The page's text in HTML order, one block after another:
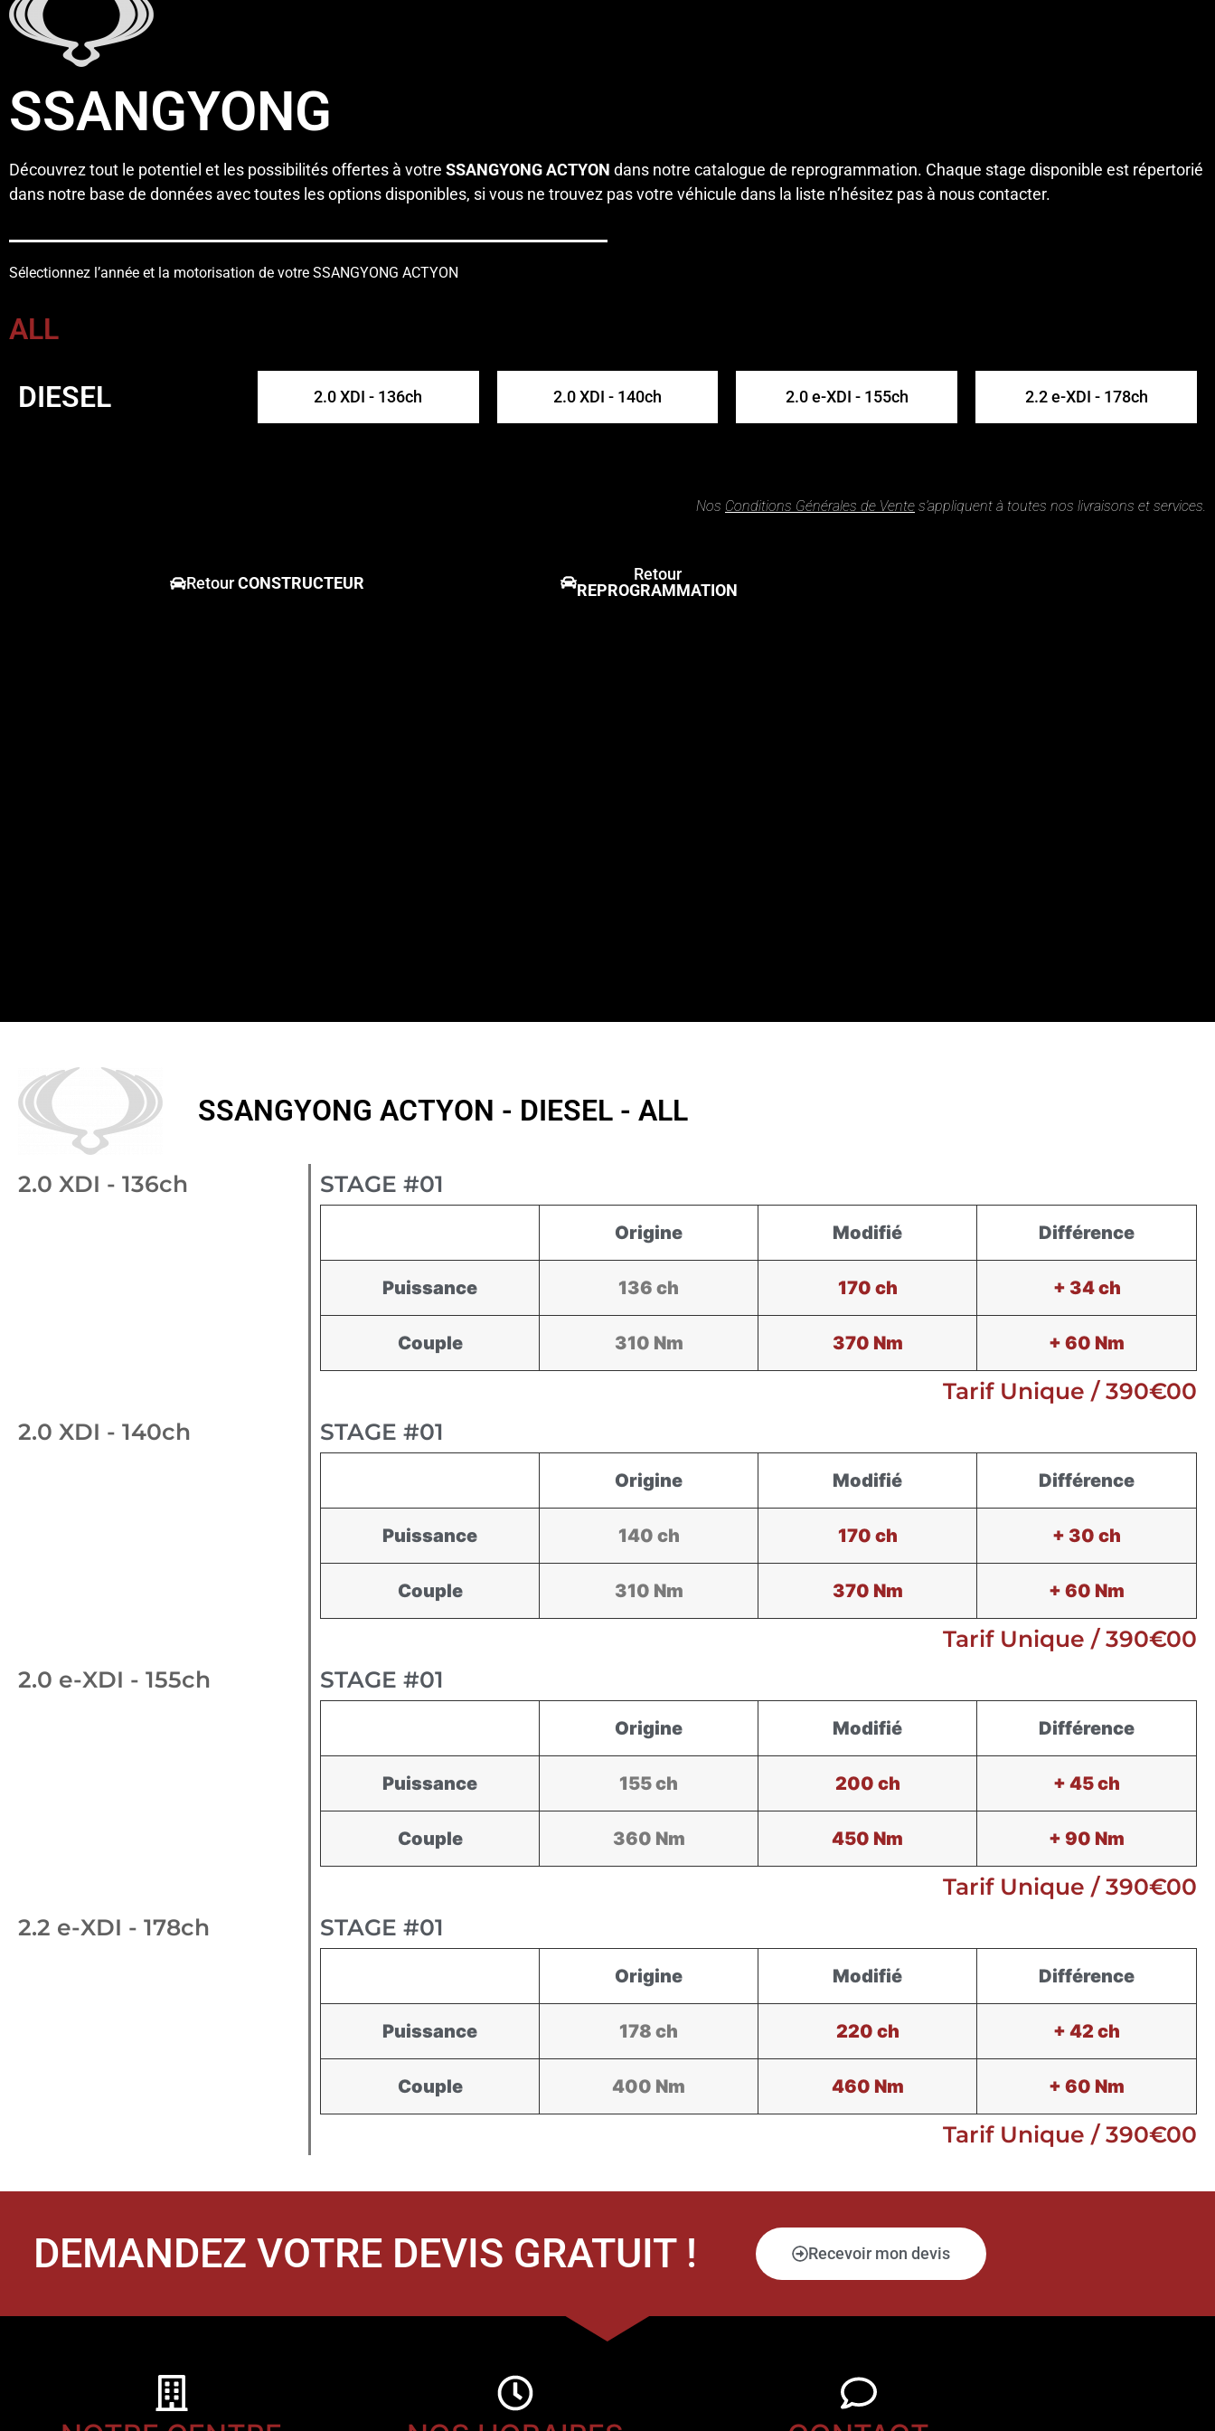
SSANGYONG
Découvrez tout le potentiel et les possibilités offertes à votre SSANGYONG ACTYON dans notre catalogue de reprogrammation. Chaque stage disponible est répertorié
dans notre base de données avec toutes les options disponibles, si vous ne trouvez pas votre véhicule dans la liste n’hésitez pas à nous contacter.
Sélectionnez l’année et la motorisation de votre SSANGYONG ACTYON
ALL
DIESEL
2.0 XDI - 136ch 2.0 XDI - 140ch 2.0 e-XDI - 155ch 2.2 e-XDI - 178ch
Nos Conditions Générales de Vente s’appliquent à toutes nos livraisons et services.
RetourCONSTRUCTEUR
Retour
REPROGRAMMATION
SSANGYONG ACTYON - DIESEL - ALL
2.0 XDI - 136ch STAGE #01
Origine Modifié Différence
Puissance 136 ch 170 ch + 34 ch
Couple 310 Nm 370 Nm + 60 Nm
Tarif Unique / 390€00
2.0 XDI - 140ch
STAGE #01
Origine Modifié Différence
Puissance 140 ch 170 ch + 30 ch
Couple 310 Nm 370 Nm + 60 Nm
Tarif Unique / 390€00
2.0 e-XDI - 155ch
STAGE #01
Origine Modifié Différence
Puissance 155 ch 200 ch + 45 ch
Couple 360 Nm 450 Nm + 90 Nm
Tarif Unique / 390€00
2.2 e-XDI - 178ch
STAGE #01
Origine Modifié Différence
Puissance 178 ch 220 ch + 42 ch
Couple 400 Nm 460 Nm + 60 Nm
Tarif Unique / 390€00
DEMANDEZ VOTRE DEVIS GRATUIT ! Recevoir mon devis